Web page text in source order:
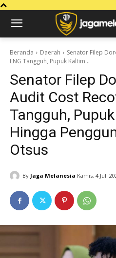
Beranda Daerah
Senator Filep
LNG Tangguh, Pupuk Kaltim...
Senator Filep
Audit Cost
Tangguh,
Hingga
Otsus
By Jaga Melanesia Kamis, 4 Juli